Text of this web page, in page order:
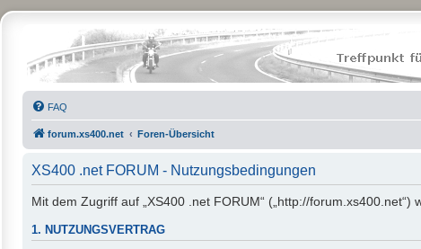
FAQ
forum.xs400.net Foren-Übersicht
XS400 .net FORUM - Nutzungsbedingungen
Mit dem Zugriff auf „XS400 .net FORUM“ („http://
1. NUTZUNGSVERTRAG